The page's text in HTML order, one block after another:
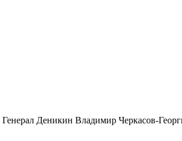
Генерал Деникин Владимир Черкасов-